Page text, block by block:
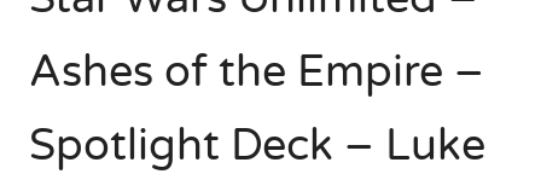
Ashes of the Empire –
Spotlight Deck – Luke